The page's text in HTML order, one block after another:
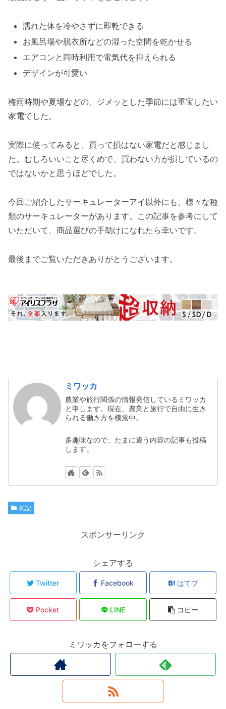
濡れた体を冷やさずに即乾できる
お風呂場や脱衣所などの湿った空間を乾かせる
エアコンと同時利用で電気代を抑えられる
デザインが可愛い
梅雨時期や夏場などの、ジメッとした季節には重宝したい
家電でした。
実際に使ってみると、買って損はない家電だと感じまし
た。むしろいいこと尽くめで、買わない方が損しているの
ではないかと思うほどでした。
今回ご紹介したサーキュレーターアイ以外にも、様々な種
類のサーキュレーターがあります。この記事を参考にして
いただいて、商品選びの手助けになれたら幸いです。
最後までご覧いただきありがとうございます。
ミワッカ
農業や旅行関係の情報発信しているミワッカ
と申します。現在、農業と旅行で自由に生き
られる働き方を模索中。
多趣味なので、たまに違う内容の記事も投稿
します。
雑記
スポンサーリンク
シェアする
Twitter Facebook はてブ
Pocket LINE コピー
ミワッカをフォローする